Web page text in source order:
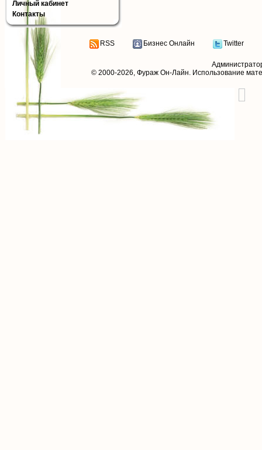
Личный кабинет
Контакты
RSS Бизнес Онлайн Twitter
© 2000-2026, Фураж Он-Лайн. Использование